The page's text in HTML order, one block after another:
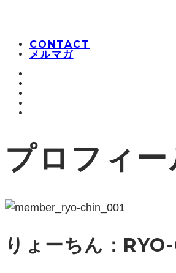
CONTACT
メルマガ
プロフィ
りょーちん：